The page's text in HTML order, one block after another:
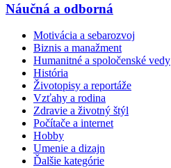
Náučná a odborná
Motivácia a sebarozvoj
Biznis a manažment
Humanitné a spoločenské vedy
História
Životopisy a reportáže
Vzťahy a rodina
Zdravie a životný štýl
Počítače a internet
Hobby
Umenie a dizajn
Ďalšie kategórie